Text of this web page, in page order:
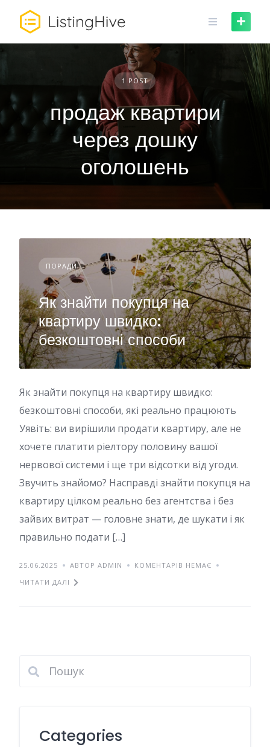
content
1 POST
продаж квартири
через дошку
оголошень
ПОРАДИ
Як знайти покупця на
квартиру швидко:
безкоштовні способи
Як знайти покупця на квартиру швидко:
безкоштовні способи, які реально працюють
Уявіть: ви вирішили продати квартиру, але не
хочете платити ріелтору половину вашої
нервової системи і ще три відсотки від угоди.
Звучить знайомо? Насправді знайти покупця на
квартиру цілком реально без агентства і без
зайвих витрат — головне знати, де шукати і як
правильно подати […]
25.06.2025 АВТОР ADMIN
КОМЕНТАРІВ НЕМАЄ
ЧИТАТИ ДАЛІ
Categories